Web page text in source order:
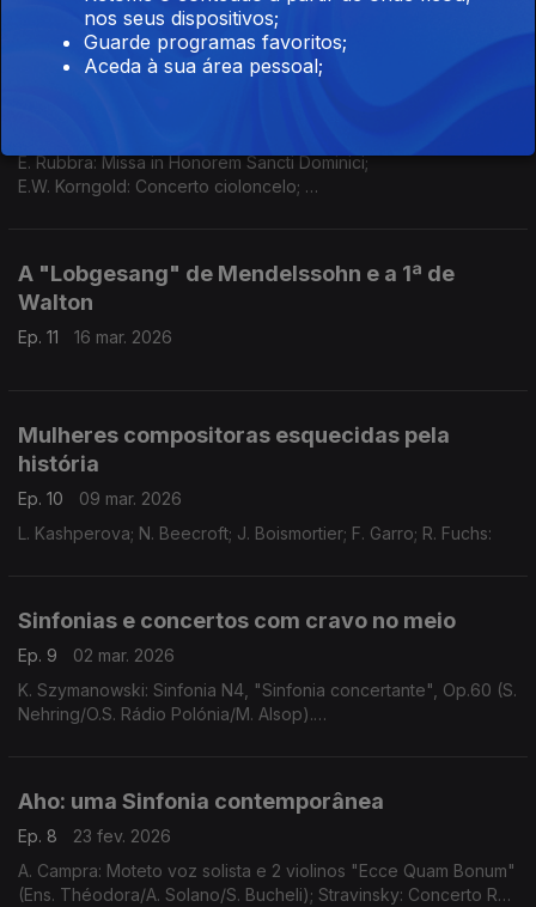
(Jakub J. Orlínski/Michal Biel).
Obras corais de Rubbra, a 7ª de Mahler e a
E. Rubbra: Missa in Honorem Sancti Dominici;
E.W. Korngold: Concerto cioloncelo;
S. Coleridge-Taylor: Concerto violino
A "Lobgesang" de Mendelssohn e a 1ª de
Walton
Ep. 11 16 mar. 2026
Mulheres compositoras esquecidas pela
história
Ep. 10
09 mar. 2026
L. Kashperova; N. Beecroft; J. Boismortier; F. Garro; R. Fuchs:
Sinfonias e concertos com cravo no meio
Ep. 9
02 mar. 2026
K. Szymanowski: Sinfonia N4, "Sinfonia concertante", Op.60 (S.
Nehring/O.S. Rádio Polónia/M. Alsop).
Aho: uma Sinfonia contemporânea
Ep. 8
23 fev. 2026
A. Campra: Moteto voz solista e 2 violinos "Ecce Quam Bonum"
(Ens. Théodora/A. Solano/S. Bucheli); Stravinsky: Concerto Re
nos seus dispositivos;
Guarde programas favoritos;
Aceda à sua área pessoal;